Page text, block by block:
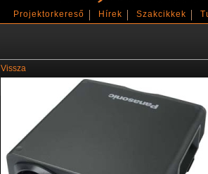
Projektorkereső Hírek Szakcikkek
Vissza